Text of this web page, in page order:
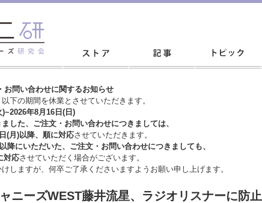
お問い合わせに関するお知らせ
下の期間を休業とさせていただきます。
年8月16日(日)
した、ご注文・お問い合わせにつきましては、
(月)以降、順に対応させていただきます。
降にいただいた、ご注文・ お問い合わせにつきましても、
対応させていただく場合がございます。
しますが、 何卒ご了承くださいますようお願い申し上げます。
ニーズWEST藤井流星、ラジオリスナーに防止